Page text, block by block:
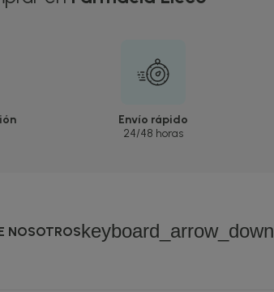
Envío rápido
24/48 horas
NOSOTROSkeyboard_arrow_down